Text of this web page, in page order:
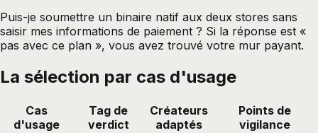
Puis-je soumettre un binaire natif aux deux stores sans
saisir mes informations de paiement ? Si la réponse est «
pas avec ce plan », vous avez trouvé votre mur payant.
La sélection par cas d'usage
Cas
d'usage
Tag de
verdict
Créateurs
adaptés
Points de
vigilance